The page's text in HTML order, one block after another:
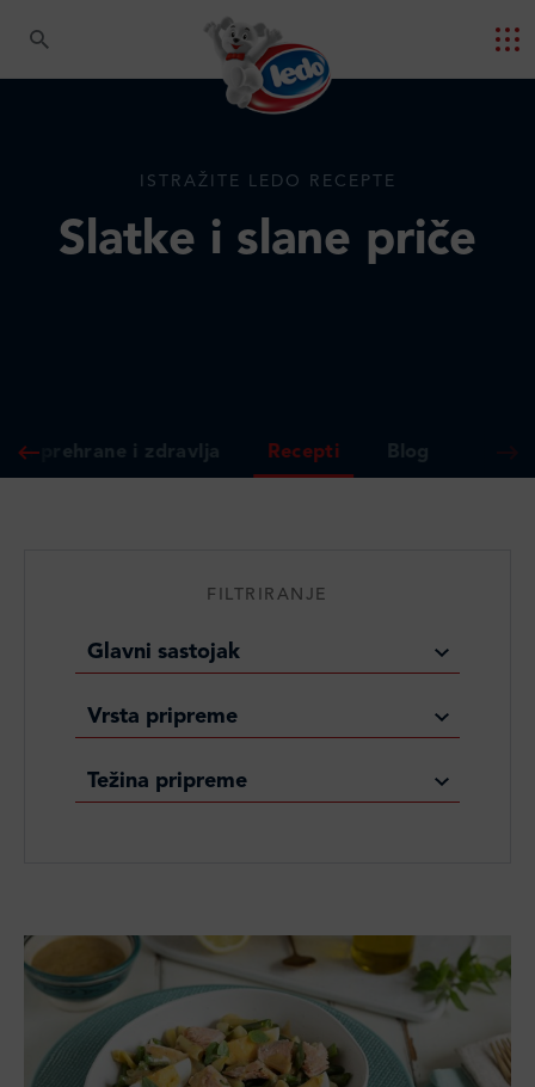
ISTRAŽITE LEDO RECEPTE
Slatke i slane priče
prehrane i zdravlja Recepti Blog
FILTRIRANJE
Glavni sastojak
Vrsta pripreme
Težina pripreme